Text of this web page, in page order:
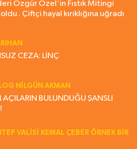
Özgür Özel'in Fıstık Mitingi
. Çiftçi hayal kırıklığına uğradı
CEZA: LİNÇ
NILGÜN AKMAN
AÇILARIN BULUNDUĞU ŞANSLI
VALISI KEMAL ÇEBER ÖRNEK BİR